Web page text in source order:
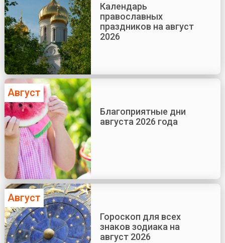
Календарь
православных
праздников на август
2026
Август
Благоприятные дни
августа 2026 года
Август
Гороскоп для всех
знаков зодиака на
август 2026